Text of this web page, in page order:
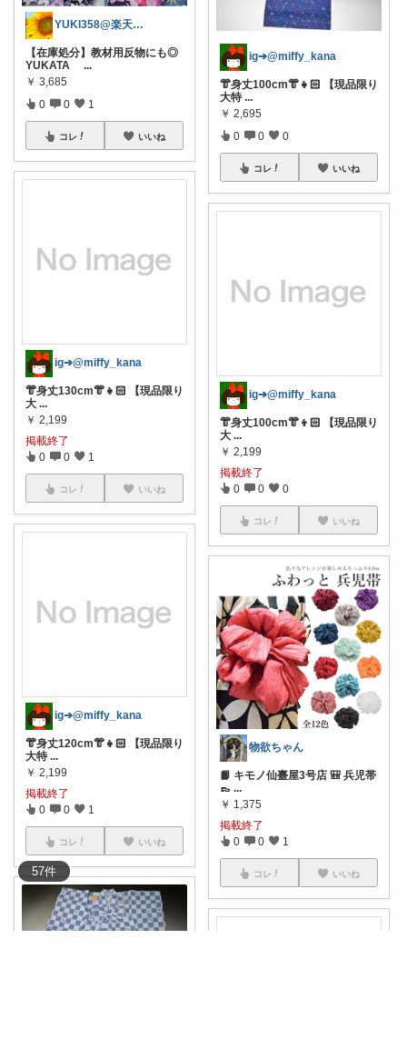
57件
YUKI358@楽天ROOM
【在庫処分】教材用反物にも◎
YUKATA
...
￥ 3,685
0 0 1
コレ いいね
ig➔@miffy_kana
👘身丈130cm👘👧🏻 【現品限り
大 ...
￥ 2,199
掲載終了
0 0 1
コレ いいね
ig➔@miffy_kana
👘身丈120cm👘👧🏻 【現品限り
大特 ...
￥ 2,199
掲載終了
0 0 1
コレ いいね
ig➔@miffy_kana
👘身丈100cm👘👧🏻 【現品限り
大特 ...
￥ 2,695
0 0 0
コレ いいね
ig➔@miffy_kana
👘身丈100cm👘👦🏻 【現品限り
大 ...
￥ 2,199
掲載終了
0 0 0
コレ いいね
物欲ちゃん
📙 キモノ仙臺屋3号店 🎒 兵児帯
👞 ...
￥ 1,375
掲載終了
0 0 1
コレ いいね